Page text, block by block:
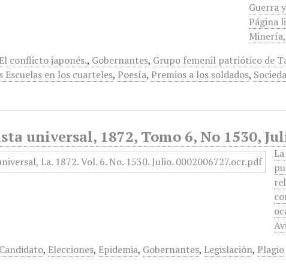
Guerra
Página
El conflicto japonés., Gobernantes, Grupo femenil patriótico de
Escuelas en los cuarteles, Poesía, Premios a los soldados,
universal, 1872, Tomo 6, No 1530,
Candidato, Elecciones, Epidemia, Gobernantes, Legislación, Plagio